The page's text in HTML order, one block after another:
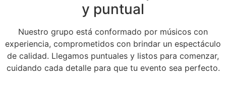
y puntual
Nuestro grupo está conformado por músicos con
experiencia, comprometidos con brindar un espectáculo
de calidad. Llegamos puntuales y listos para comenzar,
cuidando cada detalle para que tu evento sea perfecto.